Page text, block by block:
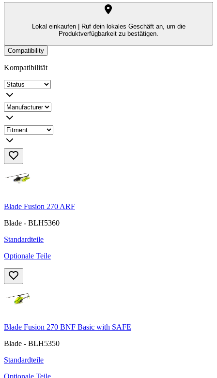
Lokal einkaufen |
Ruf dein lokales Geschäft an, um die
Produktverfügbarkeit zu bestätigen.
Compatibility
Kompatibilität
Blade Fusion 270 ARF
Blade - BLH5360
Standardteile
Optionale Teile
Blade Fusion 270 BNF Basic with SAFE
Blade - BLH5350
Standardteile